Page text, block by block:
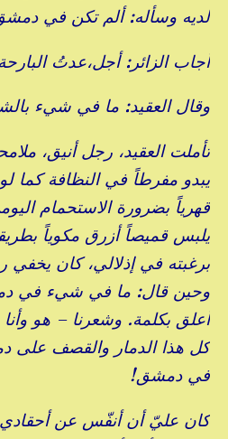
لديه وسأله: ألم تكن في
أجاب الزائر: أجل،عدتُ
وقال العقيد: ما في شيء
تأملت العقيد، رجل أنيق،
يبدو مفرطاً في النظافة كما
قهرياً بضرورة الاستحمام
يلبس قميصاً أزرق مكوياً
برغبته في إذلالي، كان يخفي
وحين قال: ما في شيء في
أعلق بكلمة. وشعرنا – هو وأنا
كل هذا الدمار والقصف على
في دمشق!
كان عليّ أن أنفّس عن